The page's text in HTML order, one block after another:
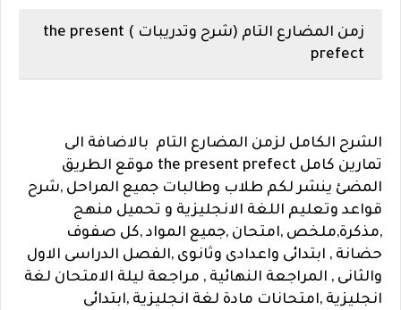
زمن المضارع التام (شرح وتدريبات ) the present
prefect
الشرح الكامل لزمن المضارع التام بالاضافة الى
تمارين كامل the present prefect
موقع الطريق
المضئ ينشر لكم طلاب وطالبات جميع المراحل ,شرح
قواعد وتعليم اللغة الانجليزية و تحميل منهج
,مذكرة,ملخص ,امتحان ,جميع المواد ,كل صفوف
حضانة , ابتدائى واعدادى وثانوى ,الفصل الدراسى الاول
والثانى , المراجعة النهائية , مراجعة ليلة الامتحان لغة
انجليزية ,امتحانات مادة لغة انجليزية ,ابتدائى